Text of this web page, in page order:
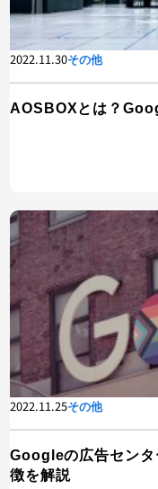
2022.11.30その他
AOSBOXとは？
2022.11.25その他
Googleの広告センタ
徴を解説